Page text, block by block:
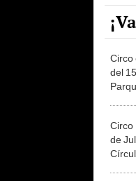
Circo
del
Circo
de